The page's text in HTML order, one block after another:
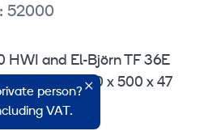
52000
HWI and El-Björn TF 36E
Size: 690 x 500 x 47
person?
VAT.